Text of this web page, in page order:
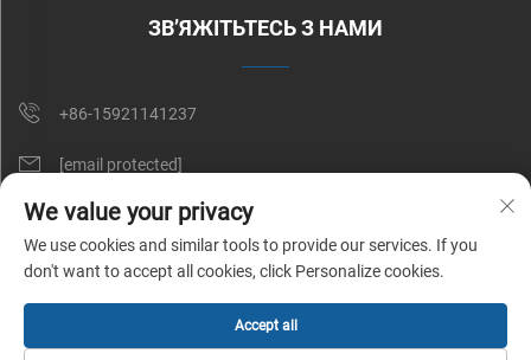
ЗВ’ЯЖІТЬТЕСЬ З НАМИ
+86-15921141237
[email protected]
Кімната 602, № 1509, Caoan Road, Шанхай, Китай
Авторське право © Shunnai Belting (Shanghai) Co., Ltd. Усі права
Політика конфіденційності
We value your privacy
We use cookies and similar tools to provide our services. If you
don't want to accept all cookies, click Personalize cookies.
Accept all